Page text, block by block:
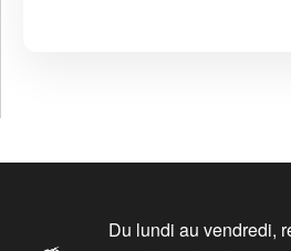
Du lundi au vendredi,